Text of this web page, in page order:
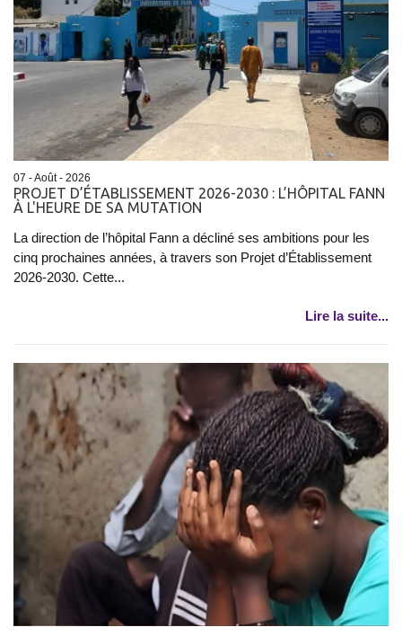
07 - Août - 2026
PROJET D’ÉTABLISSEMENT 2026-2030 : L’HÔPITAL FANN
À L'HEURE DE SA MUTATION
La direction de l’hôpital Fann a décliné ses ambitions pour les
cinq prochaines années, à travers son Projet d’Établissement
2026-2030. Cette...
Lire la suite...